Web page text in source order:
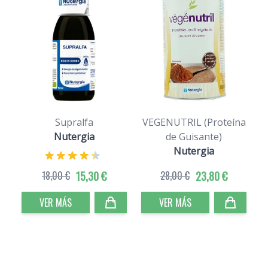
Supralfa
Nutergia
15,30 €
18,00 €
VER MÁS
VEGENUTRIL (Proteína
de Guisante)
Nutergia
23,80 €
28,00 €
VER MÁS